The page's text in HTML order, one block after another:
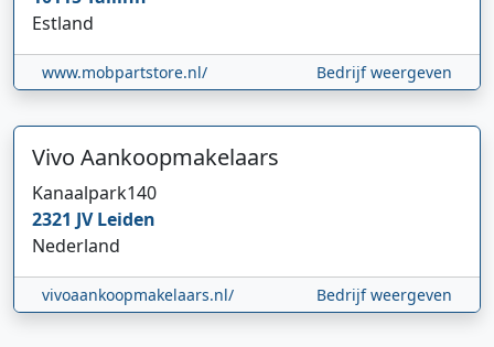
Estland
www.mobpartstore.nl/ Bedrijf weergeven
Vivo Aankoopmakelaars
Kanaalpark140
2321 JVLeiden
Nederland
vivoaankoopmakelaars.nl/ Bedrijf weergeven